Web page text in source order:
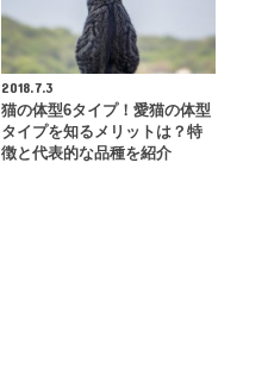
2018.7.3
猫の体型6タイプ！愛猫の体型
タイプを知るメリットは？特
徴と代表的な品種を紹介